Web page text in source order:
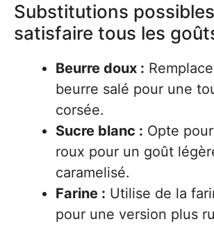
Substitutions
satisfaire tous les
Beurre doux :
beurre salé pour une
corsée.
Sucre blanc : Opte
roux pour un goût
caramelisé.
Farine : Utilise de la
pour une version plus